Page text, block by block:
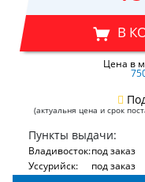
В
Цена в
(актуальня цена и срок
Пункты выдачи:
Владивосток:под заказ
Уссурийск:
под заказ